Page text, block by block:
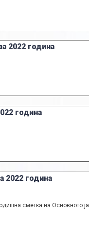
2022 година
година
2022 година
сметка на Основното